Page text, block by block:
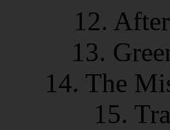
12.
13.
14. The
15.